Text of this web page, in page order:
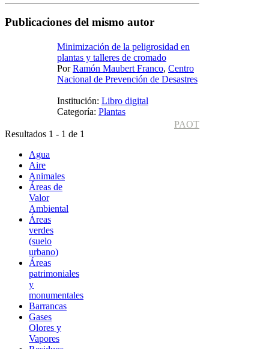
Publicaciones del mismo autor
Minimización de la peligrosidad en
plantas y talleres de cromado
PorRamón Maubert Franco, Centro
Nacional de Prevención de Desastres
Institución: Libro digital
Categoría: Plantas
PAOT
Resultados 1 - 1 de 1
Agua
Aire
Animales
Áreas de
Valor
Ambiental
Áreas
verdes
(suelo
urbano)
Áreas
patrimoniales
y
monumentales
Barrancas
Gases
Olores y
Vapores